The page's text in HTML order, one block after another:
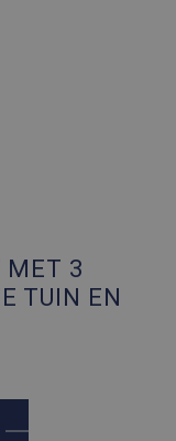
MET 3
TUIN EN